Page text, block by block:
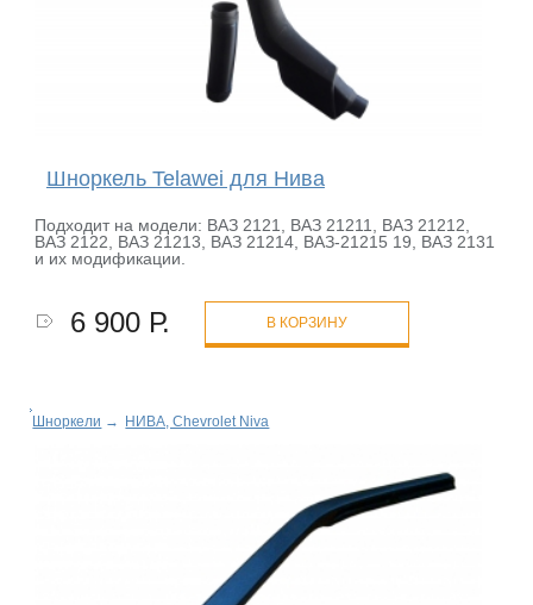
Шноркель Telawei для Нива
Подходит на модели: ВАЗ 2121, ВАЗ 21211, ВАЗ 21212,
ВАЗ 2122, ВАЗ 21213, ВАЗ 21214, ВАЗ-21215 19, ВАЗ 2131
и их модификации.
6 900 Р. В КОРЗИНУ
Шноркели → НИВА, Chevrolet Niva